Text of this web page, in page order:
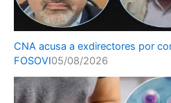
CNA acusa a exdirectores por
FOSOVI05/08/2026